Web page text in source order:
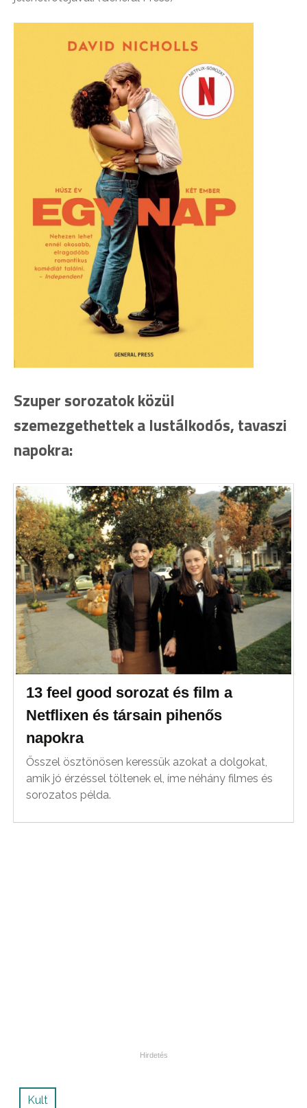
Szuper sorozatok közül
szemezgethettek a lustálkodós, tavaszi
napokra:
13 feel good sorozat és film a
Netflixen és társain pihenős
napokra
Ősszel ösztönösen keressük azokat a dolgokat,
amik jó érzéssel töltenek el, íme néhány filmes és
sorozatos példa.
Kult